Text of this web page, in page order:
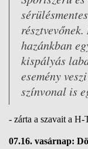
hazánkban
kispályás
esemény
színvonal is
- zárta a szavait a H-
07.16. vasárnap: